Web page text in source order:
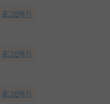
로그인하기
로그인하기
로그인하기